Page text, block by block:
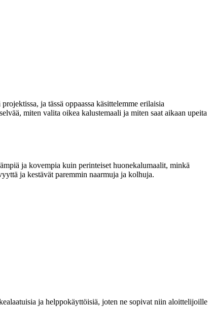
ja tässä oppaassa käsittelemme erilaisia
miten valita oikea kalustemaali ja miten saat aikaan upeita
ja kovempia kuin perinteiset huonekalumaalit, minkä
ja kestävät paremmin naarmuja ja kolhuja.
ja helppokäyttöisiä, joten ne sopivat niin aloittelijoille